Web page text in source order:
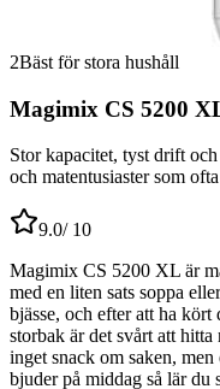
2Bäst för stora hushåll
Magimix CS 5200
Stor kapacitet, tyst drift
och matentusiaster som
9.0/ 10
Magimix CS 5200 XL är
med en liten sats soppa
bjässe, och efter att ha kört
storbak är det svårt att
inget snack om saken,
bjuder på middag så lär du